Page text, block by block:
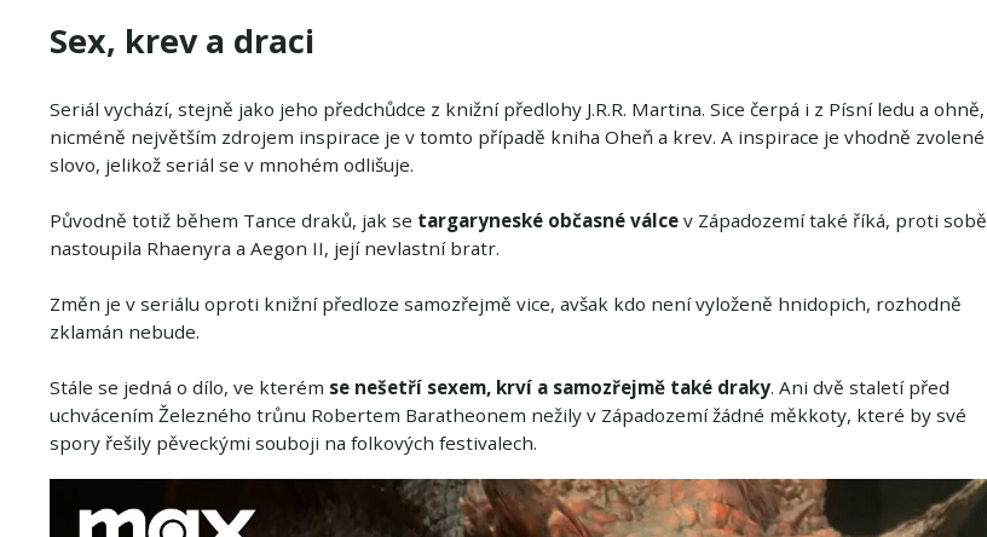
Sex, krev a draci
Seriál vychází, stejně jako jeho předchůdce z knižní předlohy J.R.R. Martina. Sice čerpá i z Písní ledu a ohně,
nicméně největším zdrojem inspirace je v tomto případě kniha Oheň a krev. A inspirace je vhodně zvolené
slovo, jelikož seriál se v mnohém odlišuje.
Původně totiž během Tance draků, jak se targaryneské občasné válcev Západozemí také říká, proti sobě
nastoupila Rhaenyra a Aegon II, její nevlastní bratr.
Změn je v seriálu oproti knižní předloze samozřejmě vice, avšak kdo není vyloženě hnidopich, rozhodně
zklamán nebude.
Stále se jedná o dílo, ve kterém se nešetří sexem, krví a samozřejmě také draky. Ani dvě staletí před
uchvácením Železného trůnu Robertem Baratheonem nežily v Západozemí žádné měkkoty, které by své
spory řešily pěveckými souboji na folkových festivalech.